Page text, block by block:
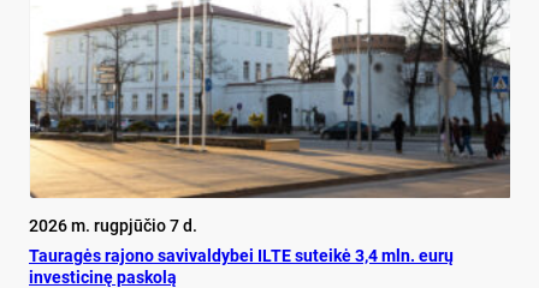
2026 m. rugpjūčio 7 d.
Tauragės rajono savivaldybei ILTE suteikė 3,4 mln. eurų
investicinę paskolą